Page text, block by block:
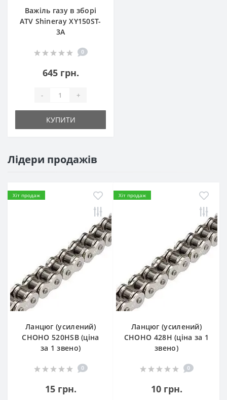
Важіль газу в зборі
ATV Shineray XY150ST-
3A
0
645 грн.
- +
КУПИТИ
Лідери продажів
Хіт продаж
Ланцюг (усилений)
СHOHO 520HSB (ціна
за 1 звено)
0
15 грн.
Хіт продаж
Ланцюг (усилений)
СHOHO 428H (ціна за 1
звено)
0
10 грн.